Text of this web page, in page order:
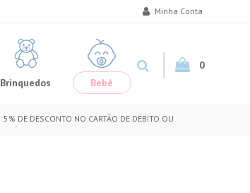
Minha Conta
Brinquedos Bebê
0
5% DE DESCONTO NO CARTÃO DE DÉBITO OU
CRÉDITO